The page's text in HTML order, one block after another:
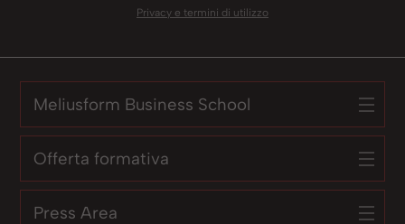
Privacy e termini di utilizzo
Meliusform Business School
Offerta formativa
Press Area